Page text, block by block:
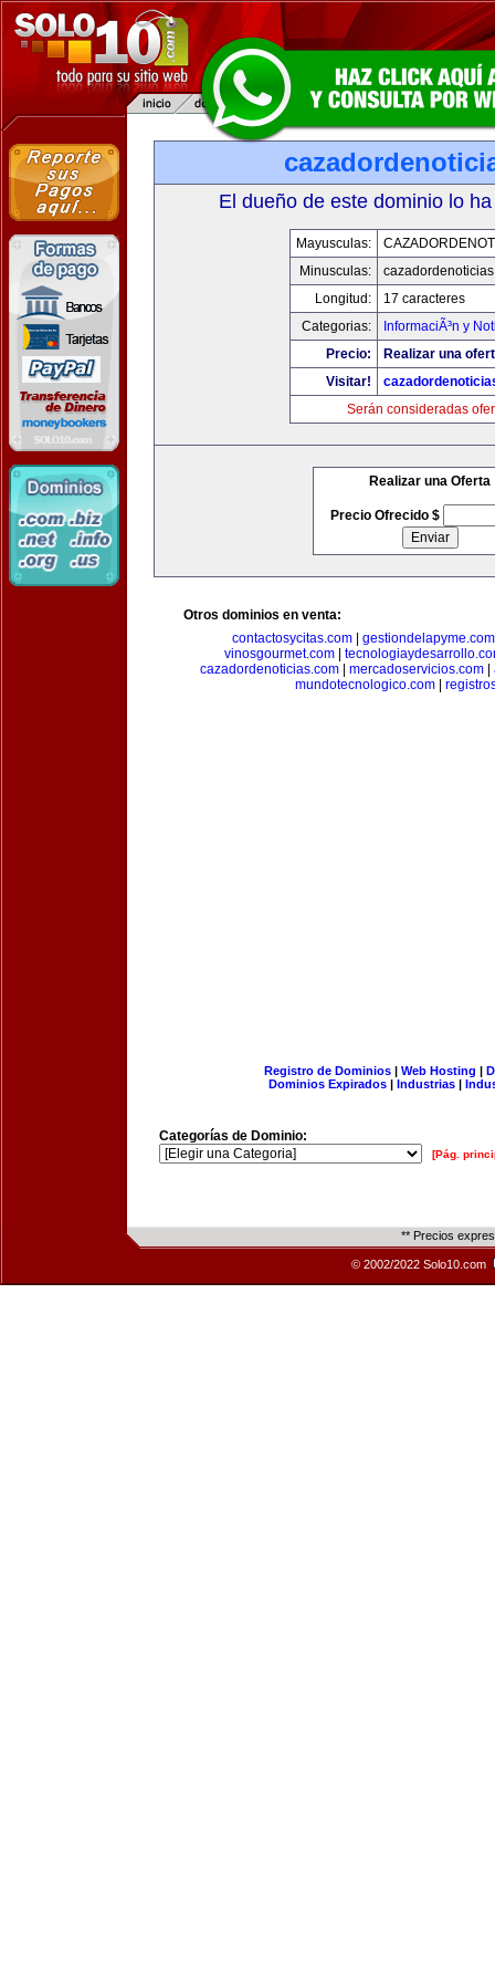
El dueño de este dominio lo
Mayusculas:
Minusculas:
Longitud:
17 caracteres
Categorias:
InformaciÃ³n y
Precio:
Realizar una
Visitar!
Serán consideradas
Realizar una Oferta
Precio Ofrecido $
Otros dominios en venta:
contactosycitas.com| gestiondelapyme.com
vinosgourmet.com
cazadordenoticias.com
mercadoservicios.com
mundotecnologico.com|
Registro de Dominios| Web Hosting |
Dominios Expirados | Industrias |
Categorías de Dominio:
[Pág.
** Precios
© 2002/2022 Solo10.com